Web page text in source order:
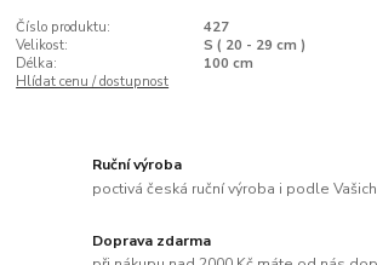
Číslo produktu:
427
Velikost:
S ( 20 - 29 cm )
Délka:
100 cm
Hlídat cenu / dostupnost
Ruční výroba
poctivá česká ruční výroba i podle
Doprava zdarma